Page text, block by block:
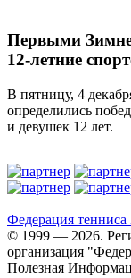
Первыми
12-летние
В пятницу, 4
определились
и девушек 12 лет.
Федерация тенниса
© 1999 — 2026.
организация
Полезная